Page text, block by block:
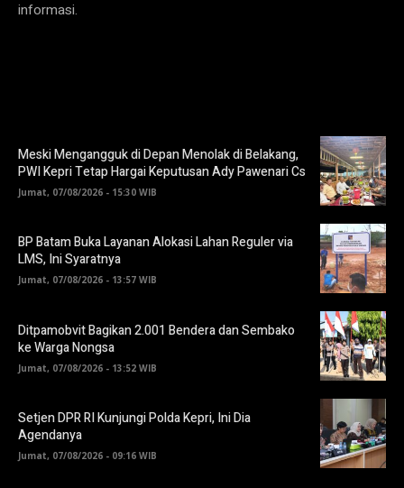
informasi.
Meski Mengangguk di Depan Menolak di Belakang,
PWI Kepri Tetap Hargai Keputusan Ady Pawenari Cs
Jumat, 07/08/2026 - 15:30 WIB
BP Batam Buka Layanan Alokasi Lahan Reguler via
LMS, Ini Syaratnya
Jumat, 07/08/2026 - 13:57 WIB
Ditpamobvit Bagikan 2.001 Bendera dan Sembako
ke Warga Nongsa
Jumat, 07/08/2026 - 13:52 WIB
Setjen DPR RI Kunjungi Polda Kepri, Ini Dia
Agendanya
Jumat, 07/08/2026 - 09:16 WIB